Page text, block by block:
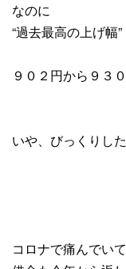
なのに
“過去最高の上げ幅”
９０２円から９３
いや、びっくりした
コロナで痛んでいて